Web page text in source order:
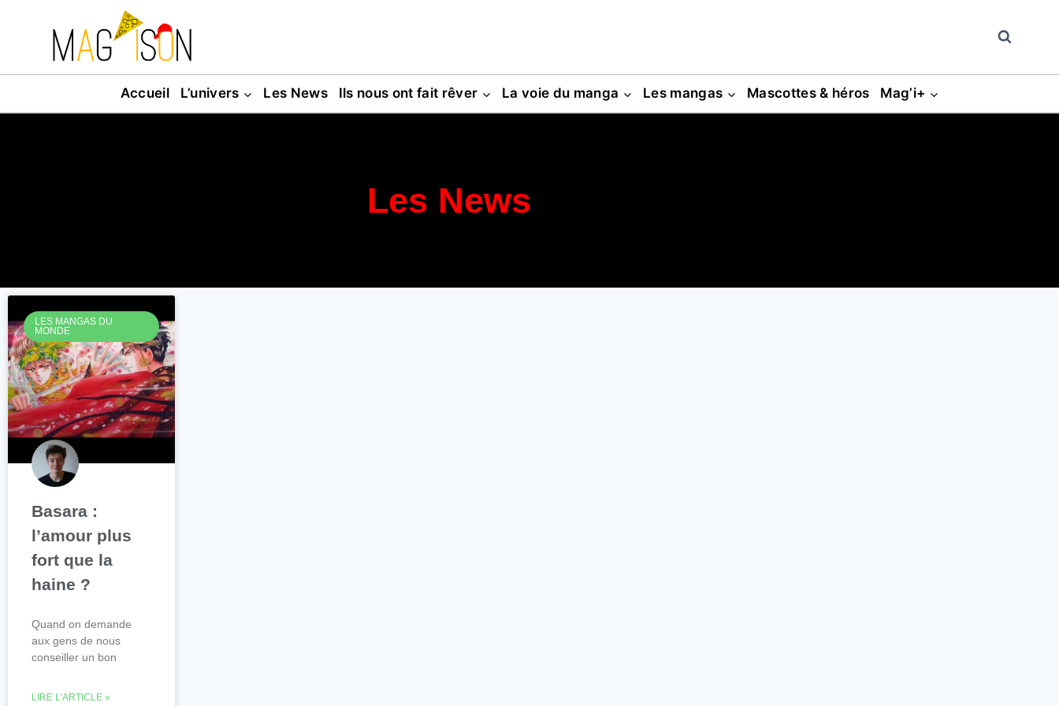
Accueil L’univers Les News Ils nous ont fait rêver La voie du manga Les mangas Mascottes & héros Mag’i+
Les News
LES MANGAS DU
MONDE
Basara :
l’amour plus
fort que la
haine ?
Quand on demande
aux gens de nous
conseiller un bon
LIRE L'ARTICLE »